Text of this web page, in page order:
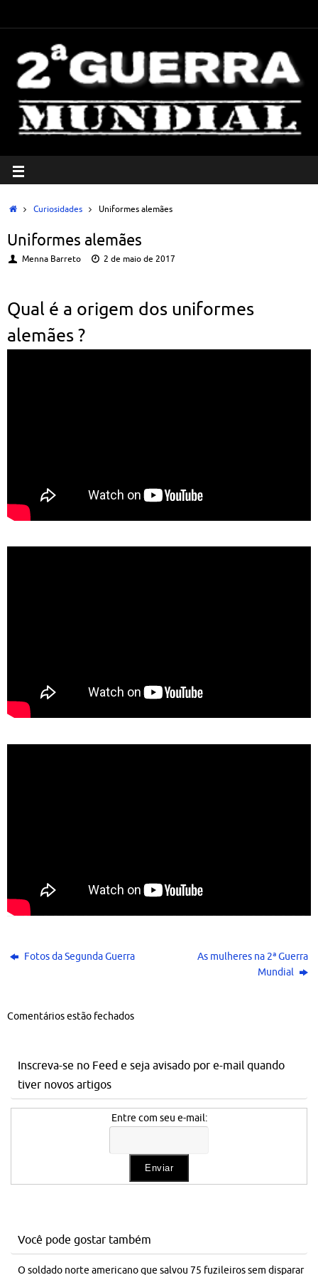
Curiosidades Uniformes alemães
Uniformes alemães
Menna Barreto 2 de maio de 2017
Qual é a origem dos uniformes
alemães ?
Fotos da Segunda Guerra
As mulheres na 2ª Guerra
Mundial
Comentários estão fechados
Inscreva-se no Feed e seja avisado por e-mail quando
tiver novos artigos
Entre com seu e-mail:
Você pode gostar também
O soldado norte americano que salvou 75 fuzileiros sem disparar